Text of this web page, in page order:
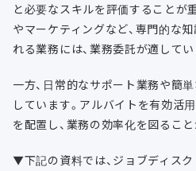
と必要なスキルを評価することが
やマーケティングなど、専門的な
れる業務には、業務委託が適してい
一方、日常的なサポート業務や簡
しています。アルバイトを有効活
を配置し、業務の効率化を図ること
▼下記の資料では、ジョブディス